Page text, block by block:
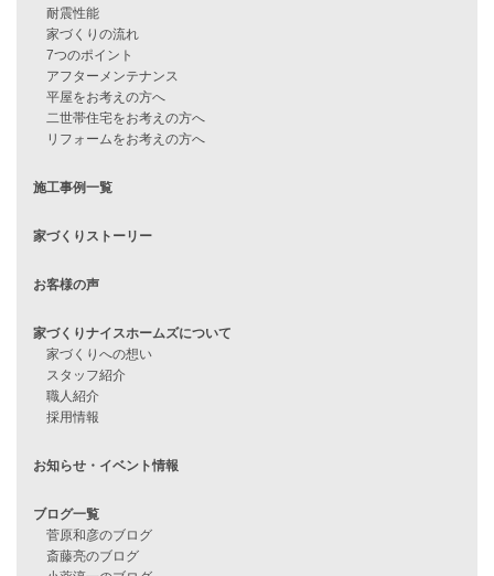
見学会情報
住宅ローンに不安がある方へ
他社で無理だと言われた方へ
月収25万円で家を建てる方法
Line Up
WOOD BOX
自由設計注文住宅
ハピネスシリーズ
Sシリーズ
家づくりナイスホームズの家づくり
エコハウス